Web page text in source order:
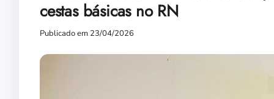
cestas básicas no RN
Publicado em 23/04/2026